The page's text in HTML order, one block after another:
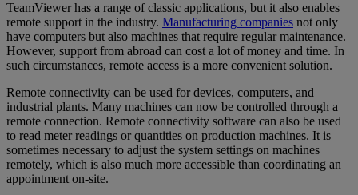
TeamViewer has a range of classic applications, but it also enables
remote support in the industry. Manufacturing companies not only
have computers but also machines that require regular maintenance.
However, support from abroad can cost a lot of money and time. In
such circumstances, remote access is a more convenient solution.
Remote connectivity can be used for devices, computers, and
industrial plants. Many machines can now be controlled through a
remote connection. Remote connectivity software can also be used
to read meter readings or quantities on production machines. It is
sometimes necessary to adjust the system settings on machines
remotely, which is also much more accessible than coordinating an
appointment on-site.